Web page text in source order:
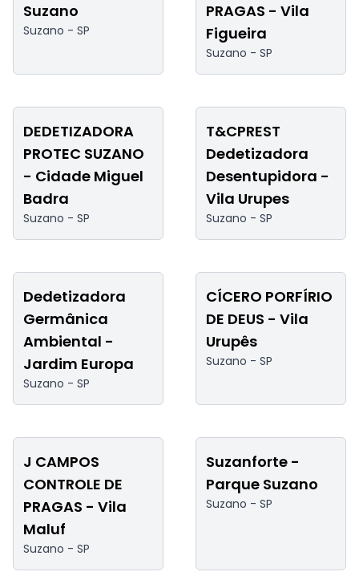
Suzano
Suzano - SP
PRAGAS - Vila
Figueira
Suzano - SP
DEDETIZADORA
PROTEC SUZANO
- Cidade Miguel
Badra
Suzano - SP
T&CPREST
Dedetizadora
Desentupidora -
Vila Urupes
Suzano - SP
Dedetizadora
Germânica
Ambiental -
Jardim Europa
Suzano - SP
CÍCERO PORFÍRIO
DE DEUS - Vila
Urupês
Suzano - SP
J CAMPOS
CONTROLE DE
PRAGAS - Vila
Maluf
Suzano - SP
Suzanforte -
Parque Suzano
Suzano - SP